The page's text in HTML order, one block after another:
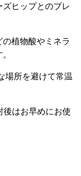
ヒップとのブレ
植物酸やミネラ
場所を避けて常温
はお早めにお使